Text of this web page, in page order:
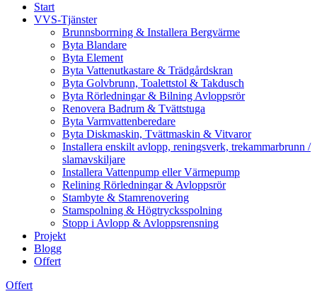
Start
VVS-Tjänster
Brunnsborrning & Installera Bergvärme
Byta Blandare
Byta Element
Byta Vattenutkastare & Trädgårdskran
Byta Golvbrunn, Toalettstol & Takdusch
Byta Rörledningar & Bilning Avloppsrör
Renovera Badrum & Tvättstuga
Byta Varmvattenberedare
Byta Diskmaskin, Tvättmaskin & Vitvaror
Installera enskilt avlopp, reningsverk, trekammarbrunn /
slamavskiljare
Installera Vattenpump eller Värmepump
Relining Rörledningar & Avloppsrör
Stambyte & Stamrenovering
Stamspolning & Högtrycksspolning
Stopp i Avlopp & Avloppsrensning
Projekt
Blogg
Offert
Offert